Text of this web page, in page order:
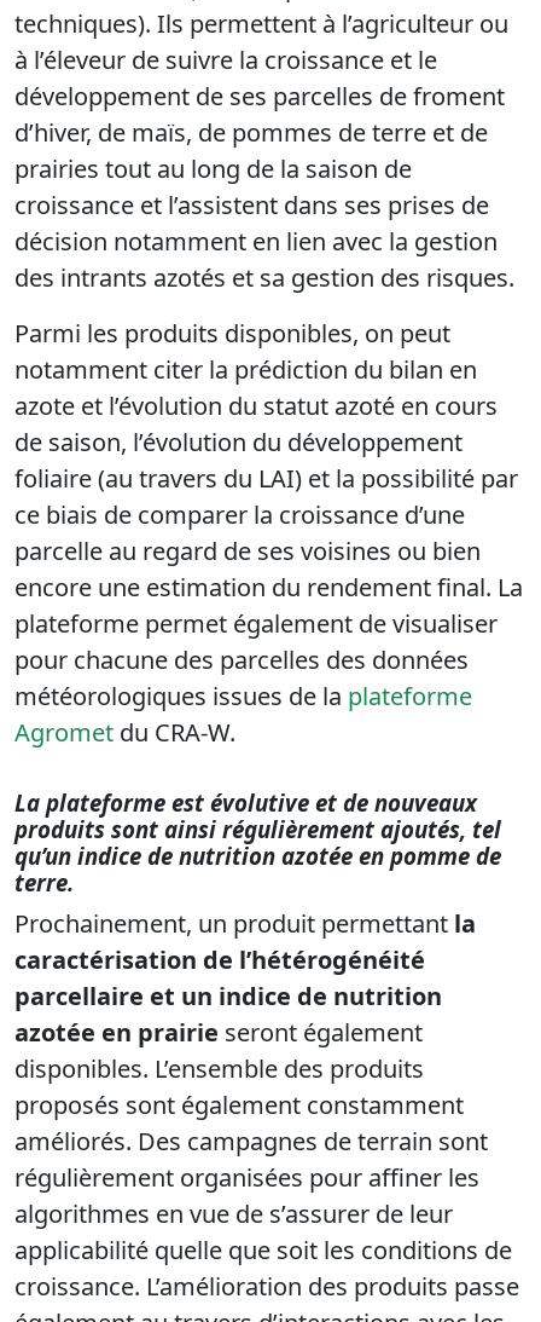
techniques). Ils permettent à l’agriculteur ou
à l’éleveur de suivre la croissance et le
développement de ses parcelles de froment
d’hiver, de maïs, de pommes de terre et de
prairies tout au long de la saison de
croissance et l’assistent dans ses prises de
décision notamment en lien avec la gestion
des intrants azotés et sa gestion des risques.
Parmi les produits disponibles, on peut
notamment citer la prédiction du bilan en
azote et l’évolution du statut azoté en cours
de saison, l’évolution du développement
foliaire (au travers du LAI) et la possibilité par
ce biais de comparer la croissance d’une
parcelle au regard de ses voisines ou bien
encore une estimation du rendement final. La
plateforme permet également de visualiser
pour chacune des parcelles des données
météorologiques issues de la plateforme
Agromet du CRA-W.
La plateforme est évolutive et de nouveaux
produits sont ainsi régulièrement ajoutés, tel
qu’un indice de nutrition azotée en pomme de
terre.
Prochainement, un produit permettant la
caractérisation de l’hétérogénéité
parcellaire et un indice de nutrition
azotée en prairie seront également
disponibles. L’ensemble des produits
proposés sont également constamment
améliorés. Des campagnes de terrain sont
régulièrement organisées pour affiner les
algorithmes en vue de s’assurer de leur
applicabilité quelle que soit les conditions de
croissance. L’amélioration des produits passe